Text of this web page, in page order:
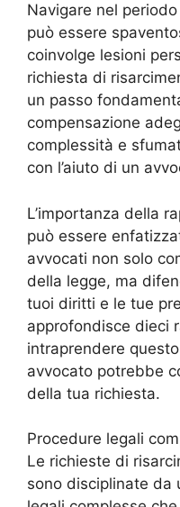
Navigare nel
può essere
coinvolge lesioni
richiesta di
un passo
compensazione
complessità e
con l’aiuto di un
L’importanza della
può essere
avvocati non solo
della legge, ma
tuoi diritti e le tue
approfondisce dieci
intraprendere
avvocato potrebbe
della tua richiesta.
Procedure legali
Le richieste di
sono disciplinate da